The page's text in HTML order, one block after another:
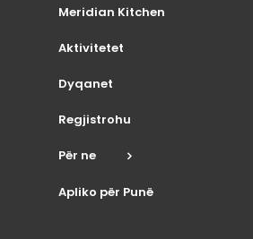
Meridian Kitchen
Aktivitetet
Dyqanet
Regjistrohu
Për ne
Apliko për Punë